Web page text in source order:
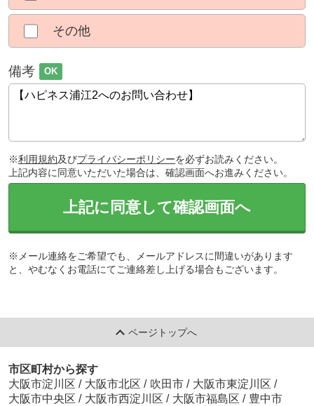
その他
備考 OK
※利用規約及びプライバシーポリシーを必ずお読みください。
上記内容に同意いただいた場合は、確認画面へお進みください。
上記に同意して確認画面へ
※メール連絡をご希望でも、メールアドレスに間違いがあります
と、やむなくお電話にてご連絡差し上げる場合もございます。
ページトップへ
市区町村から探す
大阪市淀川区 / 大阪市北区 / 吹田市 / 大阪市東淀川区 /
大阪市中央区 / 大阪市西淀川区 / 大阪市福島区 / 豊中市